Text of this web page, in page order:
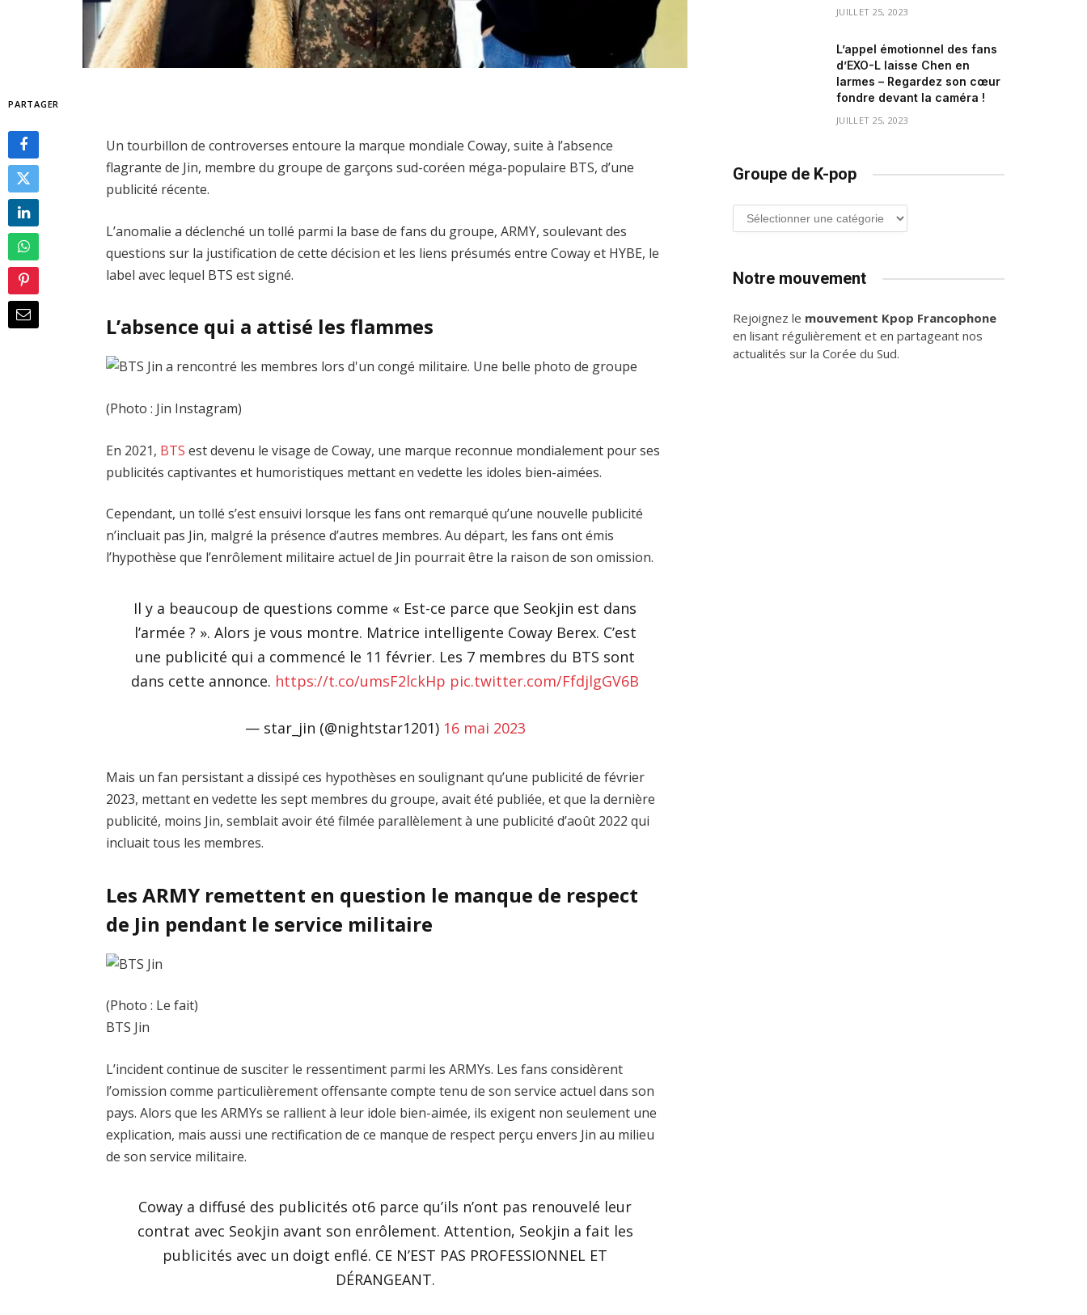
PARTAGER
Un tourbillon de controverses entoure la marque mondiale Coway, suite à l’absence
flagrante de Jin, membre du groupe de garçons sud-coréen méga-populaire BTS, d’une
publicité récente.
L’anomalie a déclenché un tollé parmi la base de fans du groupe, ARMY, soulevant des
questions sur la justification de cette décision et les liens présumés entre Coway et HYBE, le
label avec lequel BTS est signé.
L’absence qui a attisé les flammes
(Photo : Jin Instagram)
En 2021, BTS est devenu le visage de Coway, une marque reconnue mondialement pour ses
publicités captivantes et humoristiques mettant en vedette les idoles bien-aimées.
Cependant, un tollé s’est ensuivi lorsque les fans ont remarqué qu’une nouvelle publicité
n’incluait pas Jin, malgré la présence d’autres membres. Au départ, les fans ont émis
l’hypothèse que l’enrôlement militaire actuel de Jin pourrait être la raison de son omission.
Il y a beaucoup de questions comme « Est-ce parce que Seokjin est dans
l’armée ? ». Alors je vous montre. Matrice intelligente Coway Berex. C’est
une publicité qui a commencé le 11 février. Les 7 membres du BTS sont
dans cette annonce. https://t.co/umsF2lckHp pic.twitter.com/FfdjlgGV6B
— star_jin (@nightstar1201) 16 mai 2023
Mais un fan persistant a dissipé ces hypothèses en soulignant qu’une publicité de février
2023, mettant en vedette les sept membres du groupe, avait été publiée, et que la dernière
publicité, moins Jin, semblait avoir été filmée parallèlement à une publicité d’août 2022 qui
incluait tous les membres.
Les ARMY remettent en question le manque de respect
de Jin pendant le service militaire
(Photo : Le fait)
BTS Jin
L’incident continue de susciter le ressentiment parmi les ARMYs. Les fans considèrent
l’omission comme particulièrement offensante compte tenu de son service actuel dans son
pays. Alors que les ARMYs se rallient à leur idole bien-aimée, ils exigent non seulement une
explication, mais aussi une rectification de ce manque de respect perçu envers Jin au milieu
de son service militaire.
Coway a diffusé des publicités ot6 parce qu’ils n’ont pas renouvelé leur
contrat avec Seokjin avant son enrôlement. Attention, Seokjin a fait les
publicités avec un doigt enflé. CE N’EST PAS PROFESSIONNEL ET
DÉRANGEANT.
JUILLET 25, 2023
L’appel émotionnel des fans
d’EXO-L laisse Chen en
larmes – Regardez son cœur
fondre devant la caméra !
JUILLET 25, 2023
Groupe de K-pop
Groupe
de
Notre mouvement
Rejoignez le mouvement Kpop Francophone
en lisant régulièrement et en partageant nos
actualités sur la Corée du Sud.